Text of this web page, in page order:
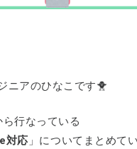
ニアのひなこです🐥
行なっている
対応 」についてまとめて